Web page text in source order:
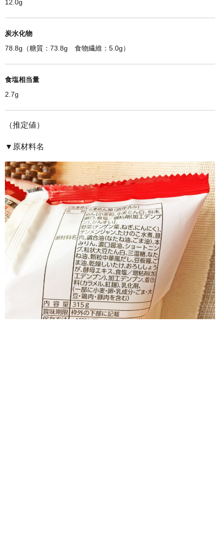
12.0g
炭水化物
78.8g（糖質：73.8g 食物繊維：5.0g）
食塩相当量
2.7g
（推定値）
▼原材料名